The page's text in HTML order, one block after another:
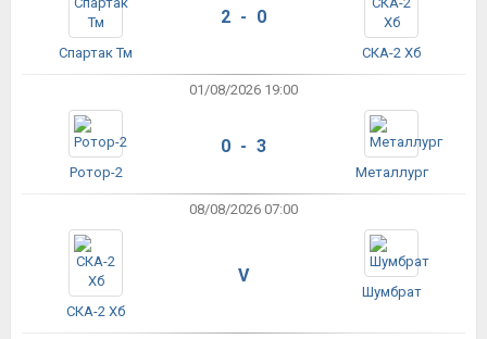
Спартак Тм
2 - 0
СКА-2 Хб
01/08/2026 19:00
Ротор-2
0 - 3
Металлург
08/08/2026 07:00
СКА-2 Хб
V
Шумбрат